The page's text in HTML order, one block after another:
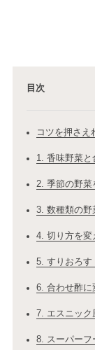
目次
コツを押さえ
1. 香味野菜
2. 季節の野菜
3. 数種類の野
4. 切り方を変
5. すりおろす
6. 合わせ酢に
7. エスニック
8. スーパーフ